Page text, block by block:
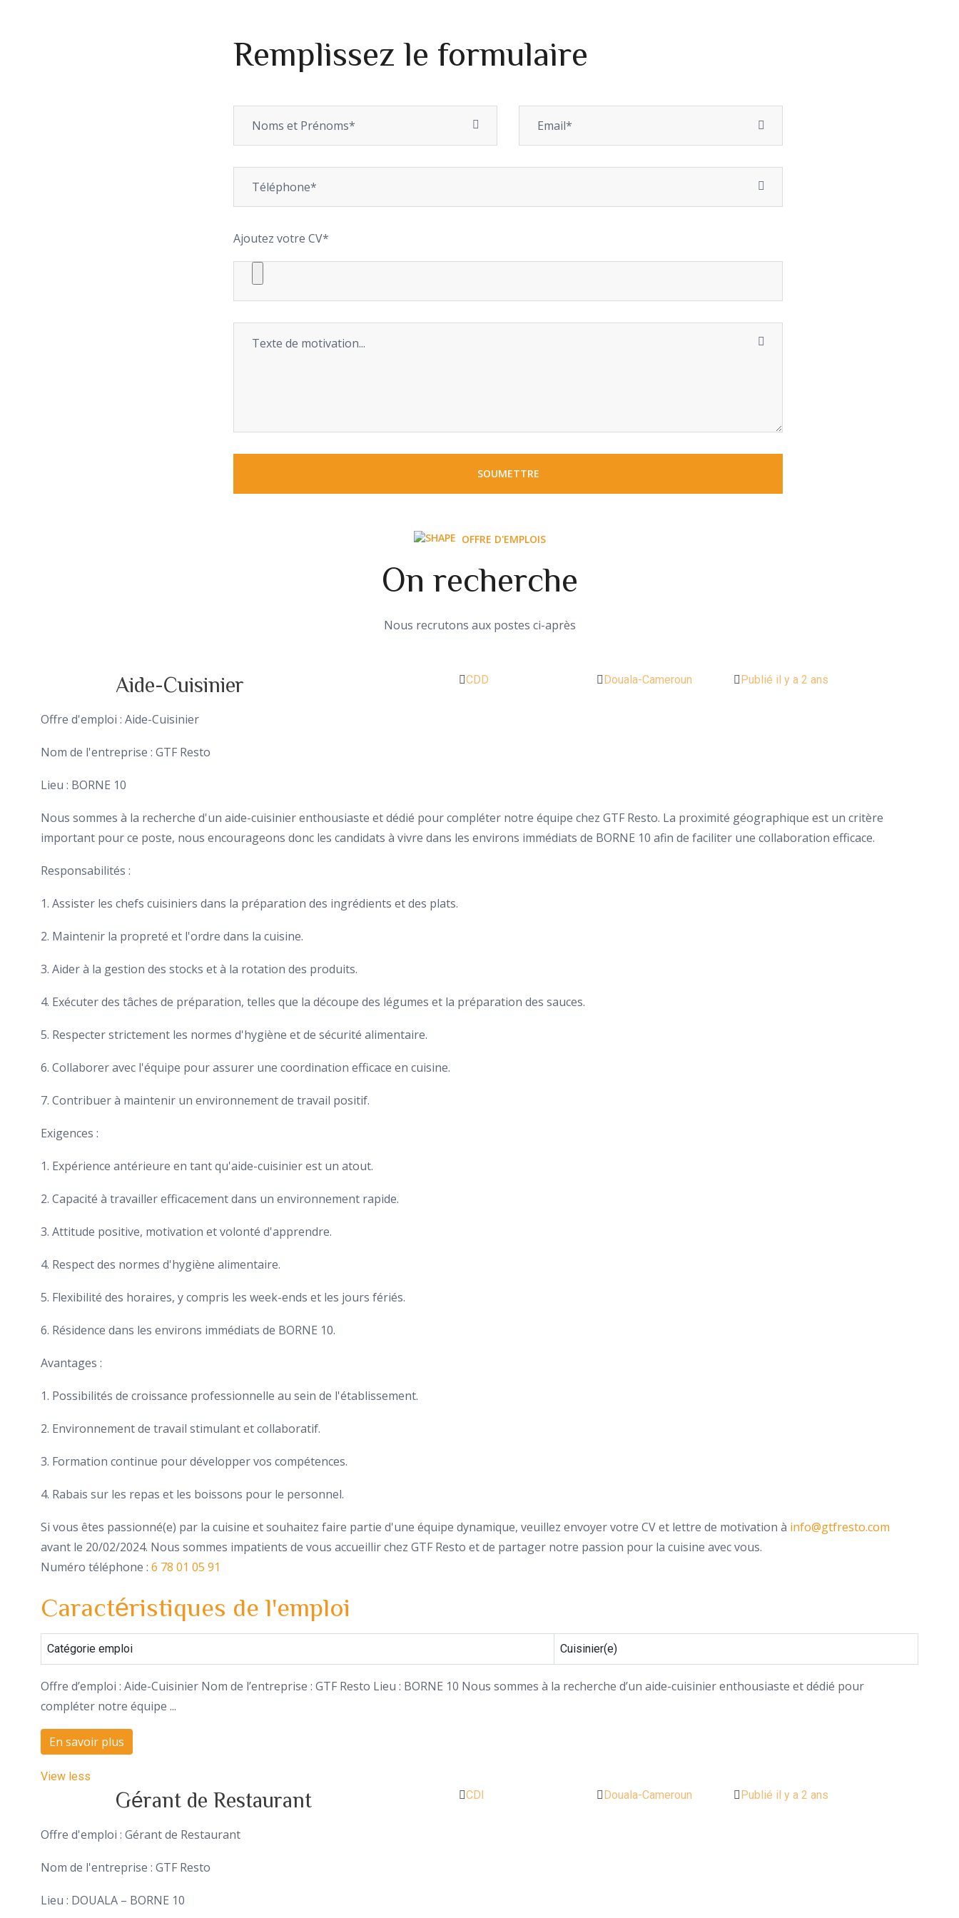
Remplissez le formulaire
Ajoutez votre CV*
SOUMETTRE
OFFRE D'EMPLOIS
On recherche
Nous recrutons aux postes ci-après
Aide-Cuisinier CDD Douala-Cameroun Publié il y a 2 ans
Offre d'emploi : Aide-Cuisinier
Nom de l'entreprise : GTF Resto
Lieu : BORNE 10
Nous sommes à la recherche d'un aide-cuisinier enthousiaste et dédié pour compléter notre équipe chez GTF Resto. La proximité géographique est un critère
important pour ce poste, nous encourageons donc les candidats à vivre dans les environs immédiats de BORNE 10 afin de faciliter une collaboration efficace.
Responsabilités :
1. Assister les chefs cuisiniers dans la préparation des ingrédients et des plats.
2. Maintenir la propreté et l'ordre dans la cuisine.
3. Aider à la gestion des stocks et à la rotation des produits.
4. Exécuter des tâches de préparation, telles que la découpe des légumes et la préparation des sauces.
5. Respecter strictement les normes d'hygiène et de sécurité alimentaire.
6. Collaborer avec l'équipe pour assurer une coordination efficace en cuisine.
7. Contribuer à maintenir un environnement de travail positif.
Exigences :
1. Expérience antérieure en tant qu'aide-cuisinier est un atout.
2. Capacité à travailler efficacement dans un environnement rapide.
3. Attitude positive, motivation et volonté d'apprendre.
4. Respect des normes d'hygiène alimentaire.
5. Flexibilité des horaires, y compris les week-ends et les jours fériés.
6. Résidence dans les environs immédiats de BORNE 10.
Avantages :
1. Possibilités de croissance professionnelle au sein de l'établissement.
2. Environnement de travail stimulant et collaboratif.
3. Formation continue pour développer vos compétences.
4. Rabais sur les repas et les boissons pour le personnel.
Si vous êtes passionné(e) par la cuisine et souhaitez faire partie d'une équipe dynamique, veuillez envoyer votre CV et lettre de motivation à info@gtfresto.com
avant le 20/02/2024. Nous sommes impatients de vous accueillir chez GTF Resto et de partager notre passion pour la cuisine avec vous.
Numéro téléphone : 6 78 01 05 91
Caractéristiques de l'emploi
Catégorie emploi Cuisinier(e)
Offre d’emploi : Aide-Cuisinier Nom de l’entreprise : GTF Resto Lieu : BORNE 10 Nous sommes à la recherche d’un aide-cuisinier enthousiaste et dédié pour
compléter notre équipe ...
En savoir plus
View less
Gérant de Restaurant CDI Douala-Cameroun Publié il y a 2 ans
Offre d'emploi : Gérant de Restaurant
Nom de l'entreprise : GTF Resto
Lieu : DOUALA – BORNE 10